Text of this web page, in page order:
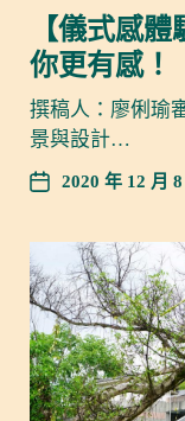
【儀式感
你更有感！
撰稿人：廖俐瑜
景與設計…
2020 年 12 月 8